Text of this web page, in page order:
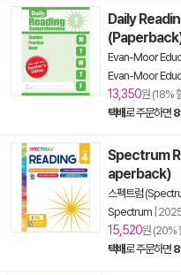
Daily
Evan-Moor
Evan-Moor
13,350원 (18%
택배로 주문하면
Spectrum
aperback)
스펙트럼
Spectrum
15,520원 (20%
택배로 주문하면 8